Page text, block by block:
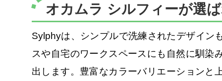
オカムラ シルフィーが選
Sylphyは、シンプルで洗練されたデザイン
スや自宅のワークスペースにも自然に馴染
出します。豊富なカラーバリエーションと